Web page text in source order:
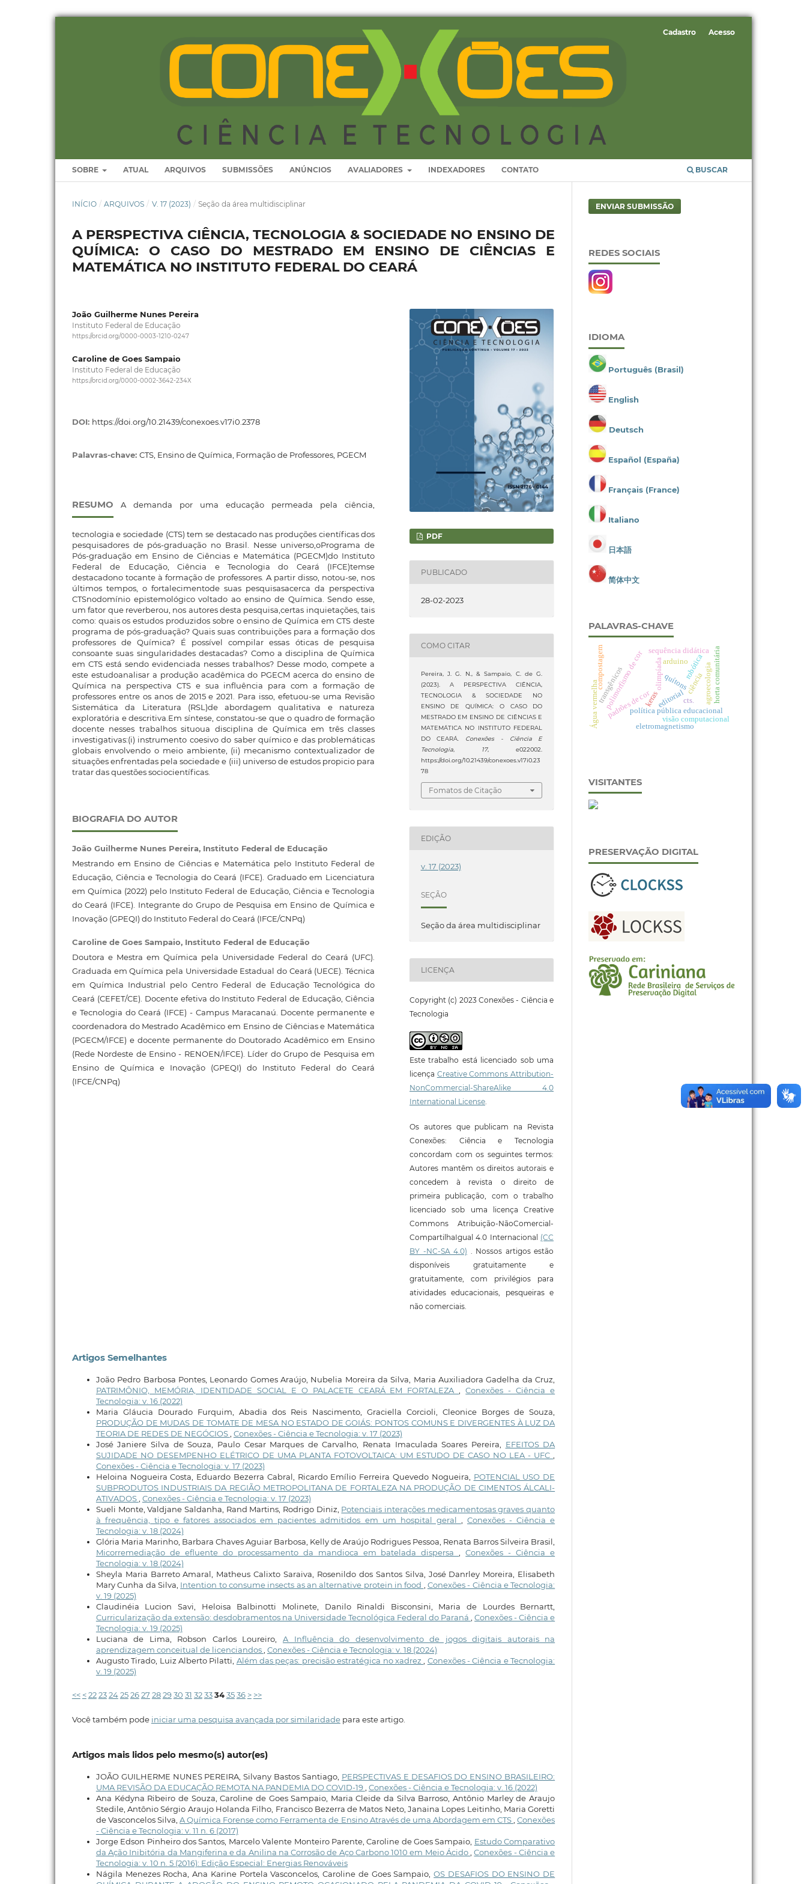
SOBRE ATUAL ARQUIVOS SUBMISSÕES ANÚNCIOS AVALIADORES INDEXADORES CONTATO BUSCAR
Cadastro Acesso
INÍCIO / ARQUIVOS / V. 17 (2023) / Seção da área multidisciplinar
A PERSPECTIVA CIÊNCIA, TECNOLOGIA & SOCIEDADE NO ENSINO DE
QUÍMICA: O CASO DO MESTRADO EM ENSINO DE CIÊNCIAS E
MATEMÁTICA NO INSTITUTO FEDERAL DO CEARÁ
João Guilherme Nunes Pereira
Instituto Federal de Educação
https://orcid.org/0000-0003-1210-0247
Caroline de Goes Sampaio
Instituto Federal de Educação
https://orcid.org/0000-0002-3642-234X
DOI: https://doi.org/10.21439/conexoes.v17i0.2378
Palavras-chave: CTS, Ensino de Química, Formação de Professores, PGECM
RESUMO A demanda por uma educação permeada pela ciência,
tecnologia e sociedade (CTS) tem se destacado nas produções científicas dos
pesquisadores de pós-graduação no Brasil. Nesse universo,oPrograma de
Pós-graduação em Ensino de Ciências e Matemática (PGECM)do Instituto
Federal de Educação, Ciência e Tecnologia do Ceará (IFCE)temse
destacadono tocante à formação de professores. A partir disso, notou-se, nos
últimos tempos, o fortalecimentode suas pesquisasacerca da perspectiva
CTSnodomínio epistemológico voltado ao ensino de Química. Sendo esse,
um fator que reverberou, nos autores desta pesquisa,certas inquietações, tais
como: quais os estudos produzidos sobre o ensino de Química em CTS deste
programa de pós-graduação? Quais suas contribuições para a formação dos
professores de Química? É possível compilar essas óticas de pesquisa
consoante suas singularidades destacadas? Como a disciplina de Química
em CTS está sendo evidenciada nesses trabalhos? Desse modo, compete a
este estudoanalisar a produção acadêmica do PGECM acerca do ensino de
Química na perspectiva CTS e sua influência para com a formação de
professores entre os anos de 2015 e 2021. Para isso, efetuou-se uma Revisão
Sistemática da Literatura (RSL)de abordagem qualitativa e natureza
exploratória e descritiva.Em síntese, constatou-se que o quadro de formação
docente nesses trabalhos situoua disciplina de Química em três classes
investigativas:(i) instrumento coesivo do saber químico e das problemáticas
globais envolvendo o meio ambiente, (ii) mecanismo contextualizador de
situações enfrentadas pela sociedade e (iii) universo de estudos propicio para
tratar das questões sociocientíficas.
BIOGRAFIA DO AUTOR
João Guilherme Nunes Pereira, Instituto Federal de Educação
Mestrando em Ensino de Ciências e Matemática pelo Instituto Federal de
Educação, Ciência e Tecnologia do Ceará (IFCE). Graduado em Licenciatura
em Química (2022) pelo Instituto Federal de Educação, Ciência e Tecnologia
do Ceará (IFCE). Integrante do Grupo de Pesquisa em Ensino de Química e
Inovação (GPEQI) do Instituto Federal do Ceará (IFCE/CNPq)
Caroline de Goes Sampaio, Instituto Federal de Educação
Doutora e Mestra em Química pela Universidade Federal do Ceará (UFC).
Graduada em Química pela Universidade Estadual do Ceará (UECE). Técnica
em Química Industrial pelo Centro Federal de Educação Tecnológica do
Ceará (CEFET/CE). Docente efetiva do Instituto Federal de Educação, Ciência
e Tecnologia do Ceará (IFCE) - Campus Maracanaú. Docente permanente e
coordenadora do Mestrado Acadêmico em Ensino de Ciências e Matemática
(PGECM/IFCE) e docente permanente do Doutorado Acadêmico em Ensino
(Rede Nordeste de Ensino - RENOEN/IFCE). Líder do Grupo de Pesquisa em
Ensino de Química e Inovação (GPEQI) do Instituto Federal do Ceará
(IFCE/CNPq)
PDF
PUBLICADO
28-02-2023
COMO CITAR
Pereira, J. G. N., & Sampaio, C. de G.
(2023). A PERSPECTIVA CIÊNCIA,
TECNOLOGIA & SOCIEDADE NO
ENSINO DE QUÍMICA: O CASO DO
MESTRADO EM ENSINO DE CIÊNCIAS E
MATEMÁTICA NO INSTITUTO FEDERAL
DO CEARÁ. Conexões - Ciência E
Tecnologia, 17, e022002.
https://doi.org/10.21439/conexoes.v17i0.23
78
Fomatos de Citação
EDIÇÃO
v. 17 (2023)
SEÇÃO
Seção da área multidisciplinar
LICENÇA
Copyright (c) 2023 Conexões - Ciência e
Tecnologia
Este trabalho está licenciado sob uma
licença Creative Commons Attribution-
NonCommercial-ShareAlike 4.0
International License.
Os autores que publicam na Revista
Conexões: Ciência e Tecnologia
concordam com os seguintes termos:
Autores mantêm os direitos autorais e
concedem à revista o direito de
primeira publicação, com o trabalho
licenciado sob uma licença Creative
Commons Atribuição-NãoComercial-
CompartilhaIgual 4.0 Internacional (CC
BY -NC-SA 4.0) . Nossos artigos estão
disponíveis gratuitamente e
gratuitamente, com privilégios para
atividades educacionais, pesqueiras e
não comerciais.
Artigos Semelhantes
João Pedro Barbosa Pontes, Leonardo Gomes Araújo, Nubelia Moreira da Silva, Maria Auxiliadora Gadelha da Cruz,
PATRIMÔNIO, MEMÓRIA, IDENTIDADE SOCIAL E O PALACETE CEARÁ EM FORTALEZA,Conexões - Ciência e
Tecnologia: v. 16 (2022)
Maria Gláucia Dourado Furquim, Abadia dos Reis Nascimento, Graciella Corcioli, Cleonice Borges de Souza,
PRODUÇÃO DE MUDAS DE TOMATE DE MESA NO ESTADO DE GOIÁS: PONTOS COMUNS E DIVERGENTES À LUZ DA
TEORIA DE REDES DE NEGÓCIOS, Conexões - Ciência e Tecnologia: v. 17 (2023)
José Janiere Silva de Souza, Paulo Cesar Marques de Carvalho, Renata Imaculada Soares Pereira, EFEITOS DA
SUJIDADE NO DESEMPENHO ELÉTRICO DE UMA PLANTA FOTOVOLTAICA: UM ESTUDO DE CASO NO LEA - UFC,
Conexões - Ciência e Tecnologia: v. 17 (2023)
Heloina Nogueira Costa, Eduardo Bezerra Cabral, Ricardo Emílio Ferreira Quevedo Nogueira, POTENCIAL USO DE
SUBPRODUTOS INDUSTRIAIS DA REGIÃO METROPOLITANA DE FORTALEZA NA PRODUÇÃO DE CIMENTOS ÁLCALI-
ATIVADOS, Conexões - Ciência e Tecnologia: v. 17 (2023)
Sueli Monte, Valdjane Saldanha, Rand Martins, Rodrigo Diniz, Potenciais interações medicamentosas graves quanto
à frequência, tipo e fatores associados em pacientes admitidos em um hospital geral , Conexões - Ciência e
Tecnologia: v. 18 (2024)
Glória Maria Marinho, Barbara Chaves Aguiar Barbosa, Kelly de Araújo Rodrigues Pessoa, Renata Barros Silveira Brasil,
Micorremediação de efluente do processamento da mandioca em batelada dispersa,Conexões - Ciência e
Tecnologia: v. 18 (2024)
Sheyla Maria Barreto Amaral, Matheus Calixto Saraiva, Rosenildo dos Santos Silva, José Danrley Moreira, Elisabeth
Mary Cunha da Silva, Intention to consume insects as an alternative protein in food , Conexões - Ciência e Tecnologia:
v. 19 (2025)
Claudinéia Lucion Savi, Heloisa Balbinotti Molinete, Danilo Rinaldi Bisconsini, Maria de Lourdes Bernartt,
Curricularização da extensão: desdobramentos na Universidade Tecnológica Federal do Paraná,Conexões - Ciência e
Tecnologia: v. 19 (2025)
Luciana de Lima, Robson Carlos Loureiro, A Influência do desenvolvimento de jogos digitais autorais na
aprendizagem conceitual de licenciandos, Conexões - Ciência e Tecnologia: v. 18 (2024)
Augusto Tirado, Luiz Alberto Pilatti, Além das peças: precisão estratégica no xadrez, Conexões - Ciência e Tecnologia:
v. 19 (2025)
<< <222324252627 282930 31 3233343536 > >>
Você também pode iniciar uma pesquisa avançada por similaridadepara este artigo.
Artigos mais lidos pelo mesmo(s) autor(es)
JOÃO GUILHERME NUNES PEREIRA, Silvany Bastos Santiago, PERSPECTIVAS E DESAFIOS DO ENSINO BRASILEIRO:
UMA REVISÃO DA EDUCAÇÃO REMOTA NA PANDEMIA DO COVID-19 Conexões - Ciência e Tecnologia: v. 16 (2022)
Ana Kédyna Ribeiro de Souza, Caroline de Goes Sampaio, Maria Cleide da Silva Barroso, Antônio Marley de Araujo
Stedile, Antônio Sérgio Araujo Holanda Filho, Francisco Bezerra de Matos Neto, Janaina Lopes Leitinho, Maria Goretti
de Vasconcelos Silva,A Química Forense como Ferramenta de Ensino Através de uma Abordagem em CTS ,Conexões
- Ciência e Tecnologia: v. 11 n. 6 (2017)
Jorge Edson Pinheiro dos Santos, Marcelo Valente Monteiro Parente, Caroline de Goes Sampaio, Estudo Comparativo
da Ação Inibitória da Mangiferina e da Anilina na Corrosão de Aço Carbono 1010 em Meio Ácido ,Conexões - Ciência e
Tecnologia: v. 10 n. 5 (2016): Edição Especial: Energias Renováveis
Nágila Menezes Rocha, Ana Karine Portela Vasconcelos, Caroline de Goes Sampaio,OS DESAFIOS DO ENSINO DE
ENVIAR SUBMISSÃO
REDES SOCIAIS
IDIOMA
Português (Brasil)
English
Deutsch
Español (España)
Français (France)
Italiano
日本語
简体中文
PALAVRAS-CHAVE
editorial
olimpíada
política pública educacional
padrões de cor
polimorfismo de cor quítons
robótica
visão computacional
keras
sequência didática
transgênicos cts. horta comunitária
Água vermelha agroecologia
compostagem
eletromagnetismo
ciência
arduino
VISITANTES
PRESERVAÇÃO DIGITAL